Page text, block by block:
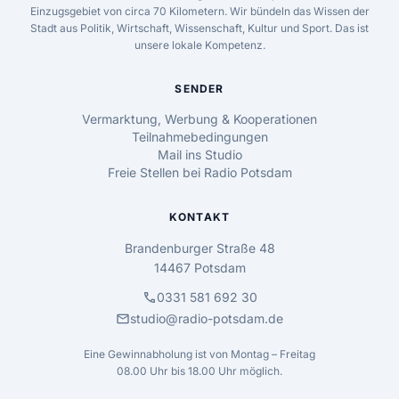
Einzugsgebiet von circa 70 Kilometern. Wir bündeln das Wissen der
Stadt aus Politik, Wirtschaft, Wissenschaft, Kultur und Sport. Das ist
unsere lokale Kompetenz.
SENDER
Vermarktung, Werbung & Kooperationen
Teilnahmebedingungen
Mail ins Studio
Freie Stellen bei Radio Potsdam
KONTAKT
Brandenburger Straße 48
14467 Potsdam
call0331 581 692 30
mailstudio@radio-potsdam.de
Eine Gewinnabholung ist von Montag – Freitag
08.00 Uhr bis 18.00 Uhr möglich.